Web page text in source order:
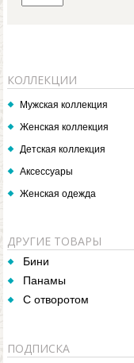
КОЛЛЕКЦИИ
Мужская коллекция
Женская коллекция
Детская коллекция
Аксессуары
Женская одежда
ДРУГИЕ ТОВАРЫ
Бини
Панамы
С отворотом
ПОДПИСКА